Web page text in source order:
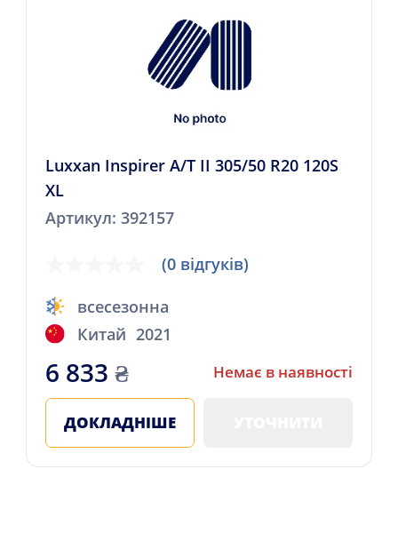
Luxxan Inspirer A/T II 305/50 R20 120S
XL
Артикул: 392157
(0 відгуків)
всесезонна
Китай 2021
6 833 ₴ Немає в наявності
ДОКЛАДНІШЕ